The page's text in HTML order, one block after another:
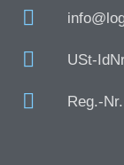
USt-
Reg.-